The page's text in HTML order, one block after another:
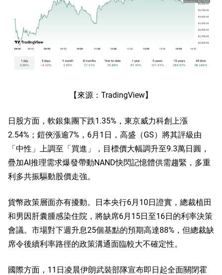
【來源：TradingView】
日股方面，軟銀集團下跌1.35%，東京威力科創上漲
2.54%；鎧俠漲逾7%，6月1日，高盛（GS）將其評級由
「中性」上調至「買進」，目標價大幅調升至9.3萬日圓，
疊加AI推理需求爆發帶動NAND快閃記憶體供需趨緊，多重
利多共振驅動股價走強。
貨幣政策層面亦有擾動。日本央行6月10日證實，總裁植田
和男因肝囊腫感染住院，將缺席6月15日至16日的利率決策
會議。市場對下週升息25個基點的預期高達88%，但總裁缺
席令後續利率路徑的政策溝通面臨較大不確定性。
國際方面，11日凌晨伊朗武裝部隊宣布即日起全面關閉霍